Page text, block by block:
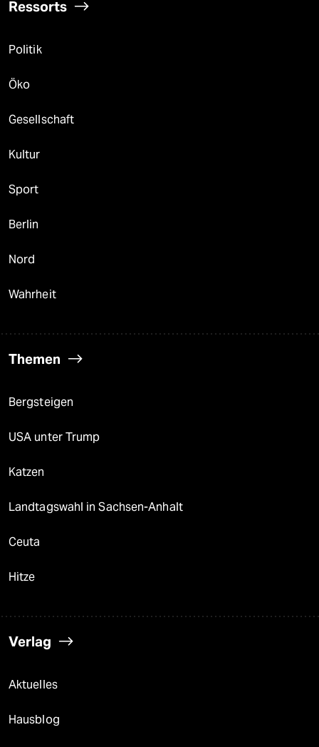
Ressorts
Politik
Öko
Gesellschaft
Kultur
Sport
Berlin
Nord
Wahrheit
Themen
Bergsteigen
USA unter Trump
Katzen
Landtagswahl in Sachsen-Anhalt
Ceuta
Hitze
Verlag
Aktuelles
Hausblog